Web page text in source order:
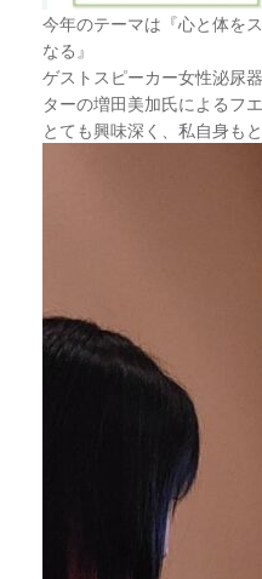
今年のテーマは『心と体を
なる』
ゲストスピーカー女性泌尿
ターの増田美加氏によるフ
とても興味深く、私自身も